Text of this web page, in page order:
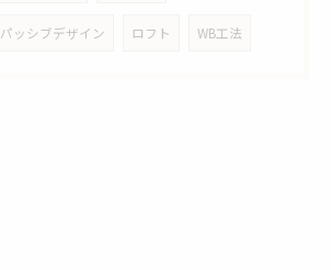
パッシブデザイン ロフト WB工法